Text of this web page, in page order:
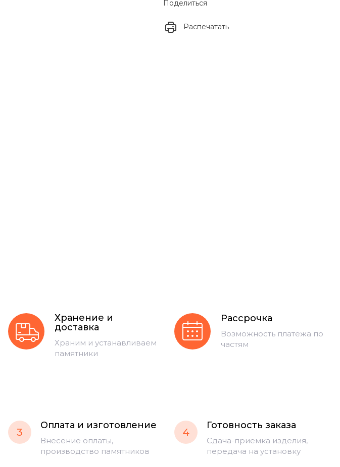
Поделиться
Распечатать
Хранение и
доставка
Храним и устанавливаем
памятники
Рассрочка
Возможность платежа по
частям
3
Оплата и изготовление
Внесение оплаты,
производство памятников
4
Готовность заказа
Сдача-приемка изделия,
передача на установку